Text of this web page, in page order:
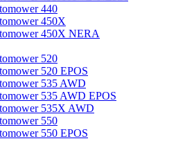
440
450X
450X NERA
520
520 EPOS
535 AWD
535 AWD EPOS
535X AWD
550
550 EPOS